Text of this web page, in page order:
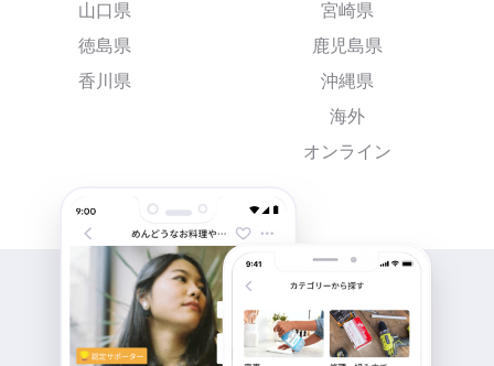
山口県
徳島県
香川県
宮崎県
鹿児島県
沖縄県
海外
オンライン